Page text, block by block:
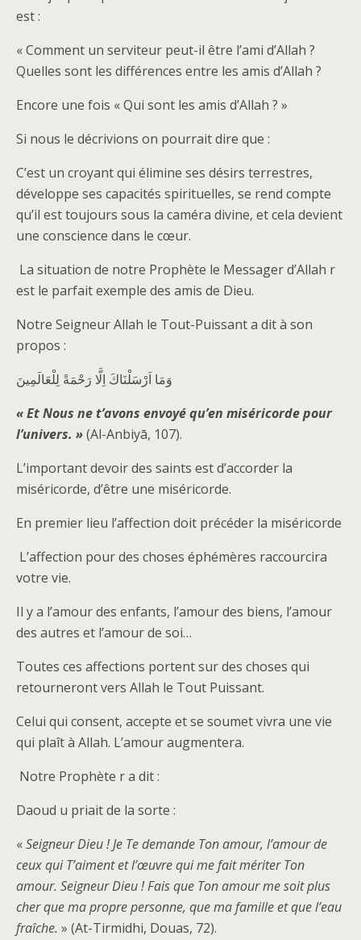
est :
« Comment un serviteur peut-il être l’ami d’Allah ?
Quelles sont les différences entre les amis d’Allah ?
Encore une fois « Qui sont les amis d’Allah ? »
Si nous le décrivions on pourrait dire que :
C’est un croyant qui élimine ses désirs terrestres,
développe ses capacités spirituelles, se rend compte
qu’il est toujours sous la caméra divine, et cela devient
une conscience dans le cœur.
​ La situation de notre Prophète le Messager d’Allah r
est le parfait exemple des amis de Dieu.
Notre Seigneur Allah le Tout-Puissant a dit à son
propos :
وَمَا اَرْسَلْنَاكَ اِلَّا رَحْمَةً لِلْعَالَمِينَ
« Et Nous ne t’avons envoyé qu’en miséricorde pour
l’univers. »(Al-Anbiyā, 107).
L’important devoir des saints est d’accorder la
miséricorde, d’être une miséricorde.
En premier lieu l’affection doit précéder la miséricorde
L’affection pour des choses éphémères raccourcira
votre vie.
Il y a l’amour des enfants, l’amour des biens, l’amour
des autres et l’amour de soi…
Toutes ces affections portent sur des choses qui
retourneront vers Allah le Tout Puissant.
Celui qui consent, accepte et se soumet vivra une vie
qui plaît à Allah. L’amour augmentera.
Notre Prophète r a dit :
Daoud u priait de la sorte :
«Seigneur Dieu ! Je Te demande Ton amour, l’amour de
ceux qui T’aiment et l’œuvre qui me fait mériter Ton
amour. Seigneur Dieu ! Fais que Ton amour me soit plus
cher que ma propre personne, que ma famille et que l’eau
fraîche. » (At-Tirmidhi, Douas, 72).